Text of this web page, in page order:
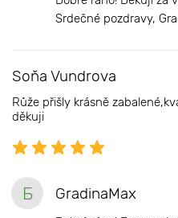
Srdečné pozdravy,
Soňa Vundrova
Růže přišly krásně
děkuji
Б GradinaMax